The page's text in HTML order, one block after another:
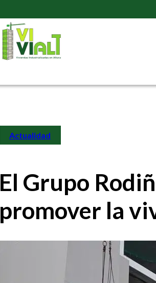
Actualidad
El Grupo
promover la